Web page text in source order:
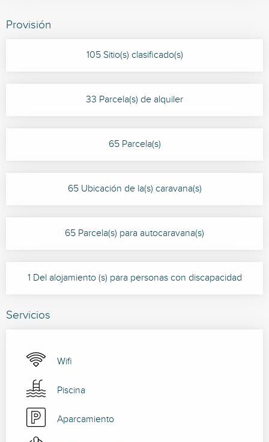
Provisión
105 Sitio(s) clasificado(s)
33 Parcela(s) de alquiler
65 Parcela(s)
65 Ubicación de la(s) caravana(s)
65 Parcela(s) para autocaravana(s)
1 Del alojamiento (s) para personas con discapacidad
Servicios
Wifi
Piscina
Aparcamiento